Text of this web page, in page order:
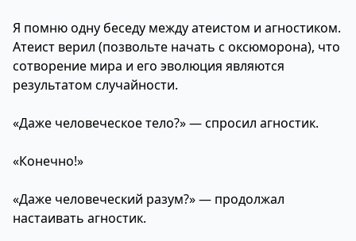
Я помню одну беседу между атеистом и агностиком.
Атеист верил (позвольте начать с оксюморона), что
сотворение мира и его эволюция являются
результатом случайности.
«Даже человеческое тело?» — спросил агностик.
«Конечно!»
«Даже человеческий разум?» — продолжал
настаивать агностик.